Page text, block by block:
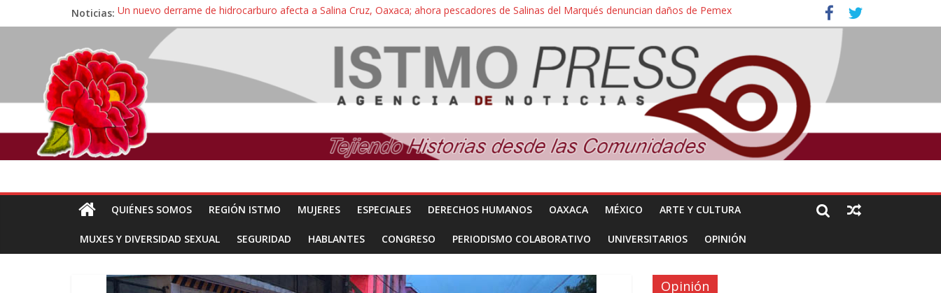
Noticias: Un nuevo derrame de hidrocarburo afecta a Salina Cruz, Oaxaca; ahora pescadores de Salinas del Marqués denuncian daños de Pemex
Ángel, el joven autista expulsado por la Universidad Bienestar de Ixtepec, Oaxaca vuelve a las aulas tras amparo
Familiares de periodista Alejandro Leyva se reúnen con titular de la SEGOB y exigen detener a los autores materiales e intelectuales de su asesinato
Alertan pescadores de Juchitán, Oaxaca de nuevo despojo de su territorio para construir un parque eólico
Pescadores y comuneros ikoots detienen la extracción ilegal de material pétreo de gravera Oyamel
QUIÉNES SOMOS REGIÓN ISTMO MUJERES ESPECIALES DERECHOS HUMANOS OAXACA MÉXICO ARTE Y CULTURA
MUXES Y DIVERSIDAD SEXUAL SEGURIDAD HABLANTES CONGRESO PERIODISMO COLABORATIVO UNIVERSITARIOS OPINIÓN
Opinión